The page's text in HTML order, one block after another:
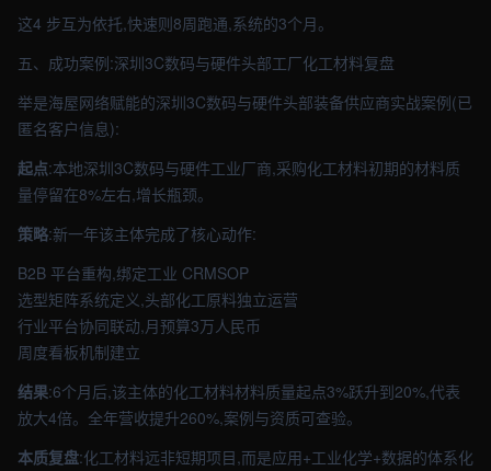
这4 步互为依托,快速则8周跑通,系统的3个月。
五、成功案例:深圳3C数码与硬件头部工厂化工材料复盘
举是海屋网络赋能的深圳3C数码与硬件头部装备供应商实战案例(已
匿名客户信息):
起点:本地深圳3C数码与硬件工业厂商,采购化工材料初期的材料质
量停留在8%左右,增长瓶颈。
策略:新一年该主体完成了核心动作:
B2B 平台重构,绑定工业 CRMSOP
选型矩阵系统定义,头部化工原料独立运营
行业平台协同联动,月预算3万人民币
周度看板机制建立
结果:6个月后,该主体的化工材料材料质量起点3%跃升到20%,代表
放大4倍。全年营收提升260%,案例与资质可查验。
本质复盘:化工材料远非短期项目,而是应用+工业化学+数据的体系化